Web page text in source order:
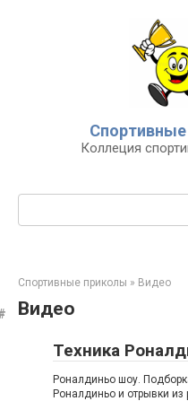
Коллеция
Спортивные приколы » Видео
Видео
Техника
Роналдиньо шоу.
Роналдиньо и отрывки